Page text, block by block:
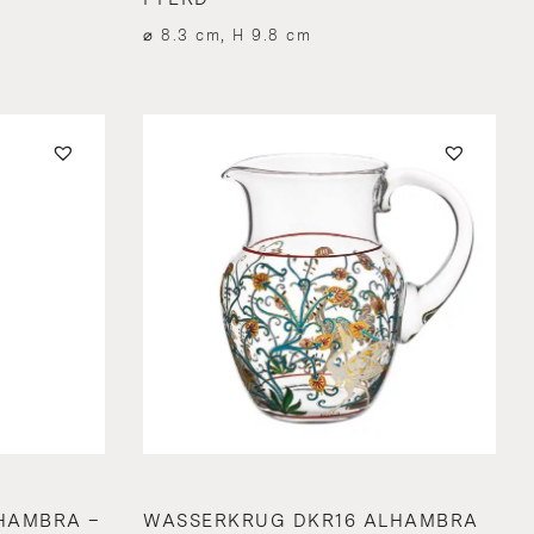
⌀ 8.3 cm, H 9.8 cm
– WASSERKRUG DKR16 ALHAMBRA